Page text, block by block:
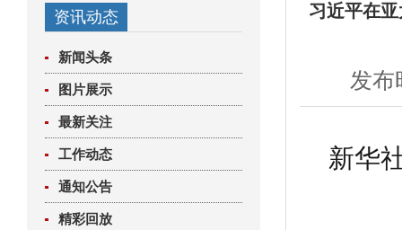
资讯动态
新闻头条
图片展示
最新关注
工作动态
通知公告
精彩回放
习近平在
发布
新华